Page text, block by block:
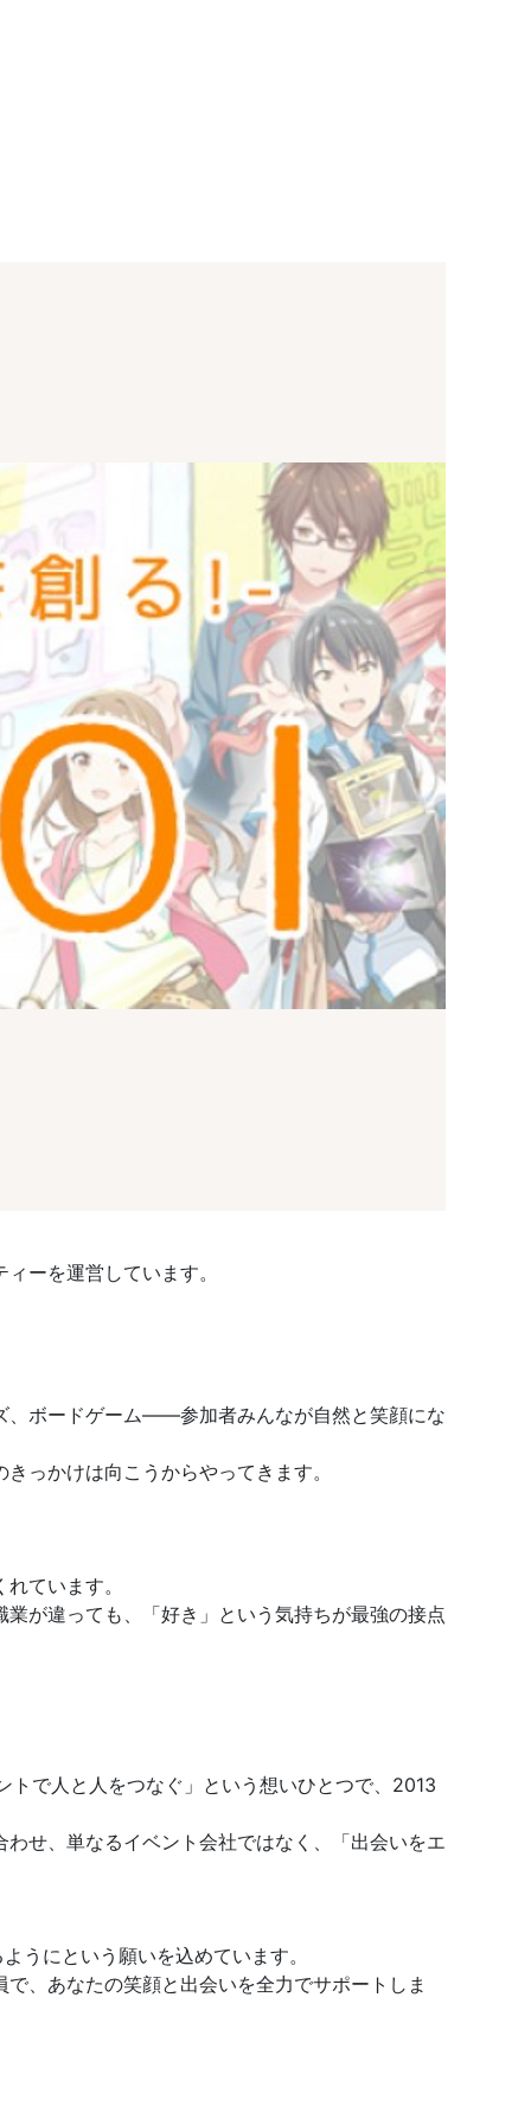
ーを運営しています。
、ボードゲーム——参加者みんなが自然と笑顔にな
っかけは向こうからやってきます。
ています。
が違っても、「好き」という気持ちが最強の接点
で人と人をつなぐ」という想いひとつで、2013
せ、単なるイベント会社ではなく、「出会いをエ
うにという願いを込めています。
、あなたの笑顔と出会いを全力でサポートしま